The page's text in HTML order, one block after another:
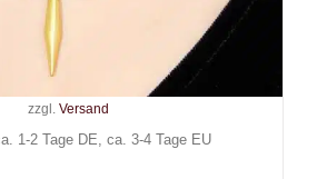
34,90
zzgl. Versand
1-2 Tage DE, ca. 3-4 Tage EU